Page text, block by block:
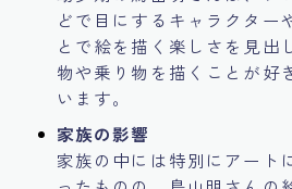
どで目にするキャラクター
とで絵を描く楽しさを見出
物や乗り物を描くことが好
います。
家族の影響
家族の中には特別にアート